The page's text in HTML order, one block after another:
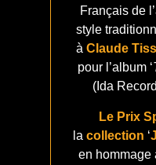
Français de
style
à Claude
pour l’album ‘
(Ida
Le Prix
la collection ‘
en hommage